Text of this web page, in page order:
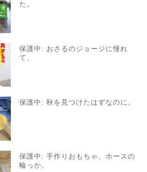
た。
保護中: おさるのジョージに憧れ
て。
保護中: 秋を見つけたはずなのに。
保護中: 手作りおもちゃ。ホースの
輪っか。